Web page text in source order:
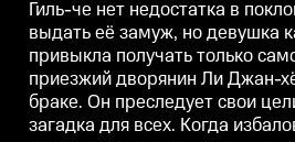
избалованная Гиль-че
знакомится с таинственным
аристократом, между ними
вспыхивает страсть. Но история
не щадит влюблённых: скоро
Чосон окажется втянут в войну с
могущественной империей Цин.
не
Гиль-че нет недостатка в
выдать её замуж, но девушка
привыкла получать только
приезжий дворянин Ли Джан-
браке. Он преследует свои
загадка для всех. Когда